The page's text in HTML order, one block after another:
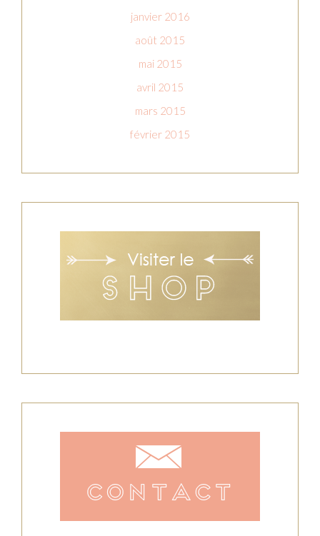
janvier 2016
août 2015
mai 2015
avril 2015
mars 2015
février 2015